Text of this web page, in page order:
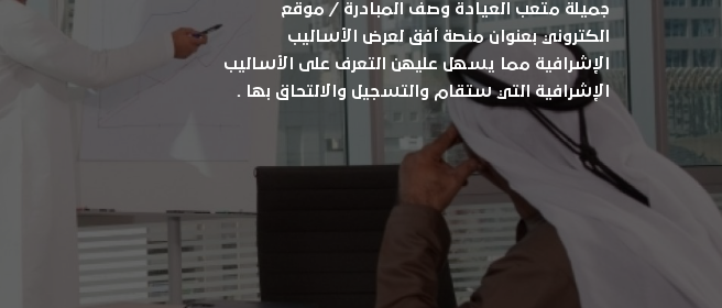
جميلة متعب العيادة وصف المبادرة / موقع
الكتروني بعنوان منصة أفق لعرض الأساليب
الإشرافية مما يسهل عليهن التعرف على الأساليب
الإشرافية التي ستقام والتسجيل والالتحاق بها .